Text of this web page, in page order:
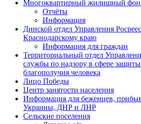
Многоквартирный жилищный
Отчёты
Информация
Динской отдел Управления
Краснодарскому краю
Информация для граждан
Территориальный отдел
службы по надзору в сфере
благополучия человека
Лицо Победы
Центр занятости населения
Информация для беженцев,
Украины, ДНР и ЛНР
Сельские поселения